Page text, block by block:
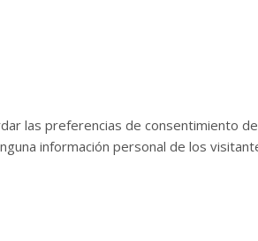
las preferencias de consentimiento
información personal de los